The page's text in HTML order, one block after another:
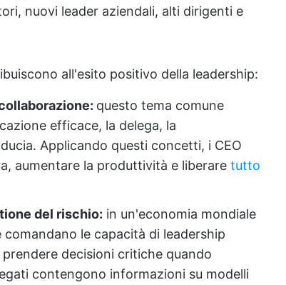
nuovi leader aziendali, alti dirigenti e
all'esito positivo della leadership:
questo tema comune
efficace, la delega, la
Applicando questi concetti, i CEO
aumentare la produttività e liberare tutto
del rischio: in un'economia mondiale
le capacità di leadership
decisioni critiche quando
contengono informazioni su modelli